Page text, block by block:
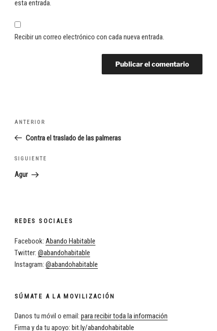
esta entrada.
Recibir un correo electrónico con cada nueva entrada.
Navegación
entradas
Entrada
anterior:
ANTERIOR
Contra el traslado de las palmeras
Siguiente
entrada
SIGUIENTE
Agur
REDES SOCIALES
Facebook: Abando Habitable
Twitter: @abandohabitable
Instagram: @abandohabitable
SÚMATE A LA MOVILIZACIÓN
Danos tu móvil o email: para recibir toda la información
Firma y da tu apoyo: bit.ly/abandohabitable